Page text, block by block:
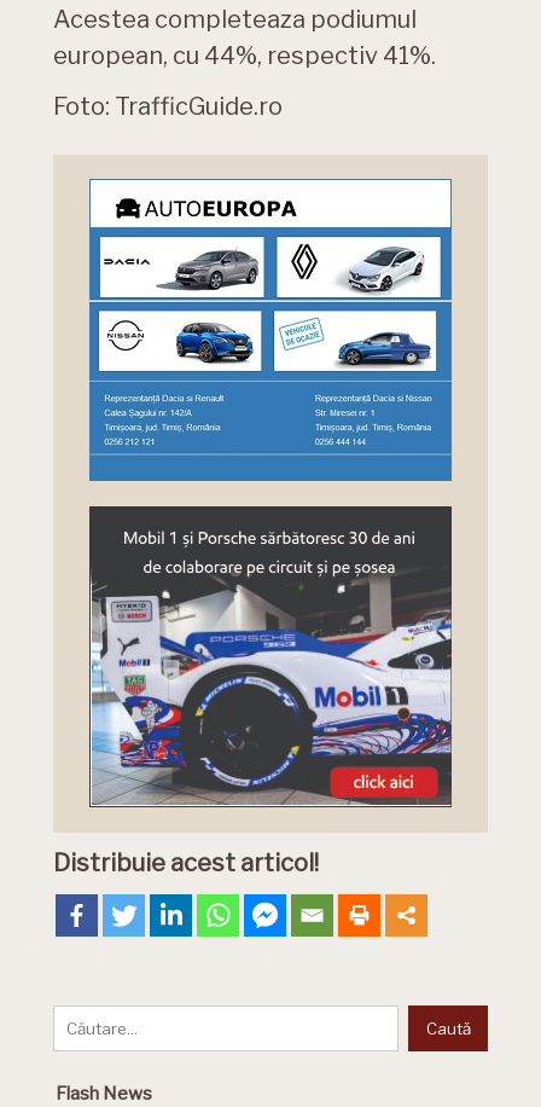
Acestea completeaza podiumul
european, cu 44%, respectiv 41%.
Foto: TrafficGuide.ro
Distribuie acest articol!
Flash News